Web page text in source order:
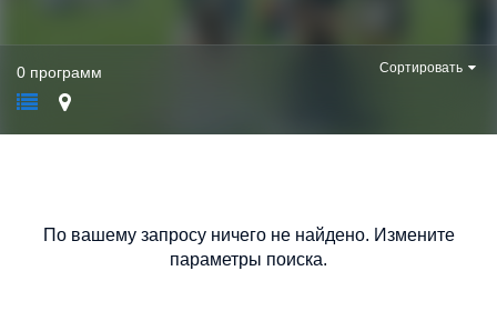
0 программ Сортировать
По вашему запросу ничего не найдено. Измените
параметры поиска.